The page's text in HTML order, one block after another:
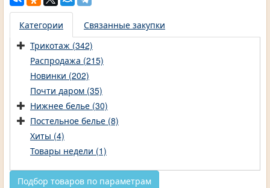
Категории
Связанные закупки
Трикотаж (342)
Распродажа (215)
Новинки (202)
Почти даром (35)
Нижнее белье (30)
Постельное белье (8)
Хиты (4)
Товары недели (1)
Подбор товаров по параметрам